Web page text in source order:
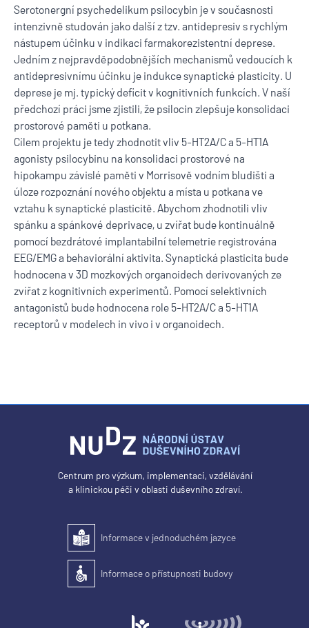
Serotonergní psychedelikum psilocybin je v současnosti
intenzivně studován jako další z tzv. antidepresiv s rychlým
nástupem účinku v indikaci farmakorezistentní deprese.
Jedním z nejpravděpodobnějších mechanismů vedoucích k
antidepresivnímu účinku je indukce synaptické plasticity. U
deprese je mj. typický deficit v kognitivních funkcích. V naší
předchozí práci jsme zjistili, že psilocin zlepšuje konsolidaci
prostorové paměti u potkana.
Cílem projektu je tedy zhodnotit vliv 5-HT2A/C a 5-HT1A
agonisty psilocybinu na konsolidaci prostorové na
hipokampu závislé paměti v Morrisově vodním bludišti a
úloze rozpoznání nového objektu a místa u potkana ve
vztahu k synaptické plasticitě. Abychom zhodnotili vliv
spánku a spánkové deprivace, u zvířat bude kontinuálně
pomocí bezdrátové implantabilní telemetrie registrována
EEG/EMG a behaviorální aktivita. Synaptická plasticita bude
hodnocena v 3D mozkových organoidech derivovaných ze
zvířat z kognitivních experimentů. Pomocí selektivních
antagonistů bude hodnocena role 5-HT2A/C a 5-HT1A
receptorů v modelech in vivo i v organoidech.
Centrum pro výzkum, implementaci, vzdělávání
a klinickou péči v oblasti duševního zdraví.
Snadné čtení
Informace v jednoduchém jazyce
Přístupnost budovy pro osoby se zdravotním postižením
Informace o přístupnosti budovy